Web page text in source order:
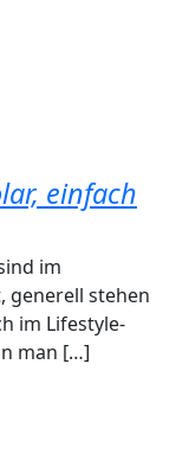
einfach
im
generell stehen
im Lifestyle-
man […]